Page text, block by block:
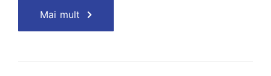
Mai mult